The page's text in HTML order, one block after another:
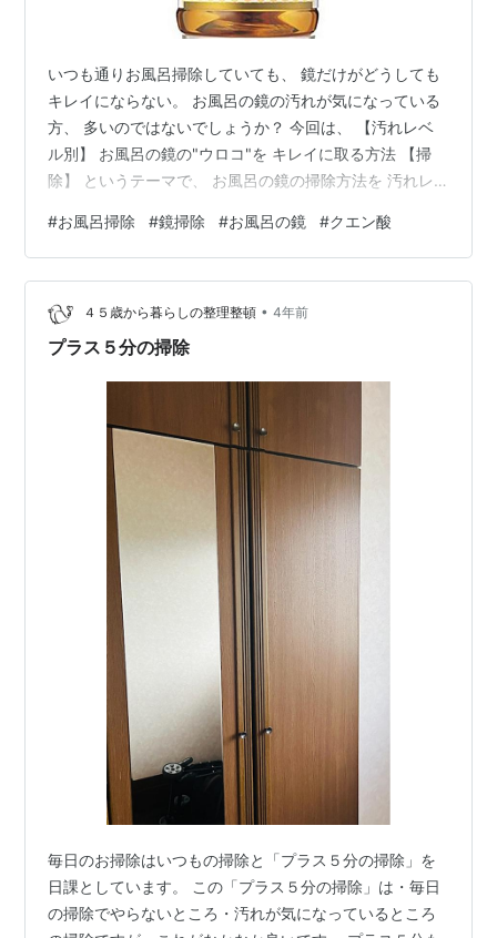
いつも通りお風呂掃除していても、 鏡だけがどうしても
キレイにならない。 お風呂の鏡の汚れが気になっている
方、 多いのではないでしょうか？ 今回は、 【汚れレベ
ル別】 お風呂の鏡の"ウロコ"を キレイに取る方法 【掃
除】 というテーマで、 お風呂の鏡の掃除方法を 汚れレ
ょう！ 【汚れレベル：１】 お酢をキッチンペーパーや
ティッシュに含ませて 円を描くように磨きます。 お酢は
酸性なので、 ウロコ汚れの原因の１つである アルカリ性
のカルシウム塩に 効果があります。 汚れが落ちづらい場
合は、 お酢を染み込ませたペーパーを鏡に張り付け 少し
#お風呂掃除 #鏡掃除 #お風呂の鏡 #クエン酸
４５歳から暮らしの整理整頓 • 4年前
プラス５分の掃除
毎日のお掃除はいつもの掃除と「プラス５分の掃除」を
日課としています。 この「プラス５分の掃除」は・毎日
の掃除でやらないところ・汚れが気になっているところ